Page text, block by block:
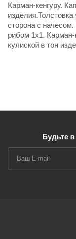
Карман-кенгуру.
сторона с
рибом 1х1.
кулиской в тон
Будьте